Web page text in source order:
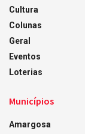
Cultura
Colunas
Geral
Eventos
Loterias
Municípios
Amargosa